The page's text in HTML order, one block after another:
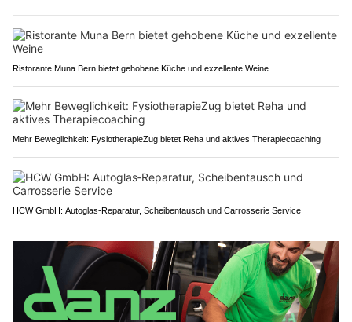
Ristorante Muna Bern bietet gehobene Küche und exzellente Weine
Mehr Beweglichkeit: FysiotherapieZug bietet Reha und aktives Therapiecoaching
HCW GmbH: Autoglas‑Reparatur, Scheibentausch und Carrosserie Service